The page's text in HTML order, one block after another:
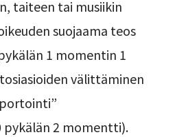
taiteen tai musiikin
suojaama teos
1 momentin 1
välittäminen
pykälän 2 momentti).